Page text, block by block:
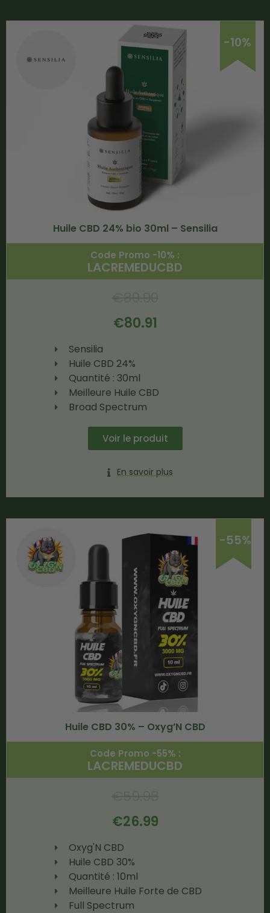
-10%
Huile CBD 24% bio 30ml – Sensilia
Code Promo -10% :
LACREMEDUCBD
€80.91
Sensilia
Huile CBD 24%
Quantité : 30ml
Meilleure Huile CBD
Broad Spectrum
Voir le produit
En savoir plus
-55%
Huile CBD 30% – Oxyg’N CBD
Code Promo -55% :
LACREMEDUCBD
€26.99
Oxyg'N CBD
Huile CBD 30%
Quantité : 10ml
Meilleure Huile Forte de CBD
Full Spectrum